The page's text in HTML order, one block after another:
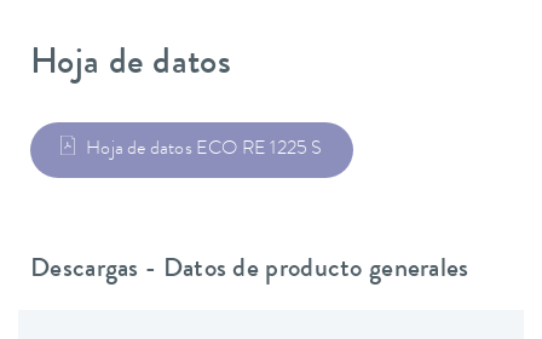
Hoja de datos
Hoja de datos ECO RE 1225 S
Descargas - Datos de producto generales